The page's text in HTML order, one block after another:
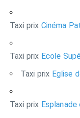
Taxi prix Cinéma
Taxi prix Ecole
Taxi prix Eglise
Taxi prix Esplanade